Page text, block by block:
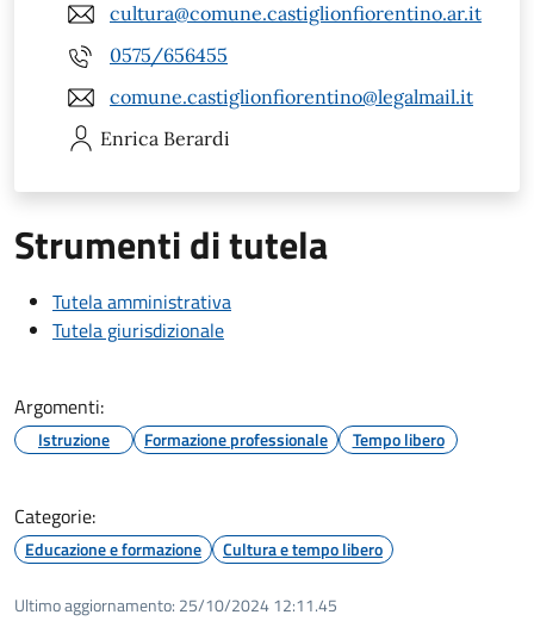
cultura@comune.castiglionfiorentino.ar.it
0575/656455
comune.castiglionfiorentino@legalmail.it
Enrica Berardi
Strumenti di tutela
Tutela amministrativa
Tutela giurisdizionale
Argomenti:
Istruzione Formazione professionale Tempo libero
Categorie:
Educazione e formazione Cultura e tempo libero
Ultimo aggiornamento: 25/10/2024 12:11.45